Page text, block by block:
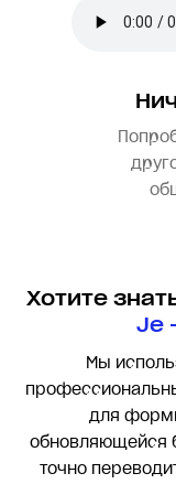
Хотите
Je
Мы
для
обновляющейся
точно